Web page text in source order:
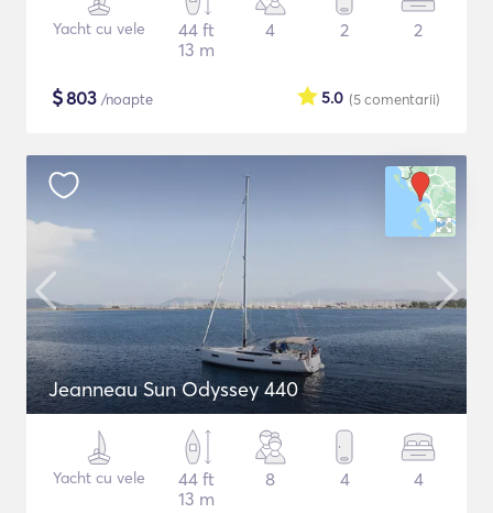
Yacht cu vele
44 ft
13 m
4 2 2
$803 /noapte (5comentarii)
5.0
Jeanneau Sun Odyssey 440
Yacht cu vele
44 ft
13 m
8 4 4